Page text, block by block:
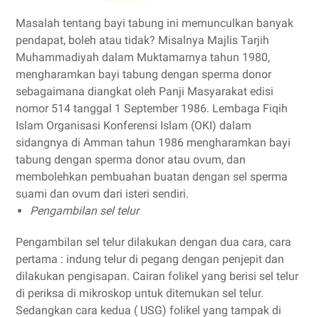
Masalah tentang bayi tabung ini memunculkan banyak
pendapat, boleh atau tidak? Misalnya Majlis Tarjih
Muhammadiyah dalam Muktamarnya tahun 1980,
mengharamkan bayi tabung dengan sperma donor
sebagaimana diangkat oleh Panji Masyarakat edisi
nomor 514 tanggal 1 September 1986. Lembaga Fiqih
Islam Organisasi Konferensi Islam (OKI) dalam
sidangnya di Amman tahun 1986 mengharamkan bayi
tabung dengan sperma donor atau ovum, dan
membolehkan pembuahan buatan dengan sel sperma
suami dan ovum dari isteri sendiri.
Pengambilan sel telur
Pengambilan sel telur dilakukan dengan dua cara, cara
pertama : indung telur di pegang dengan penjepit dan
dilakukan pengisapan. Cairan folikel yang berisi sel telur
di periksa di mikroskop untuk ditemukan sel telur.
Sedangkan cara kedua ( USG) folikel yang tampak di